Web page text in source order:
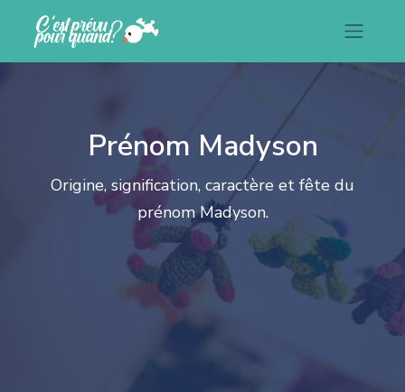
Prénom Madyson
Origine, signification, caractère et fête du
prénom Madyson.